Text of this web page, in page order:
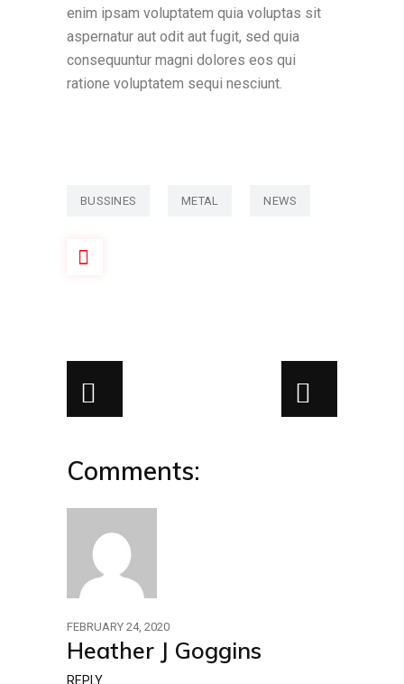
enim ipsam voluptatem quia voluptas sit
aspernatur aut odit aut fugit, sed quia
consequuntur magni dolores eos qui
ratione voluptatem sequi nesciunt.
BUSSINES METAL NEWS
Comments:
FEBRUARY 24, 2020
Heather J Goggins
REPLY